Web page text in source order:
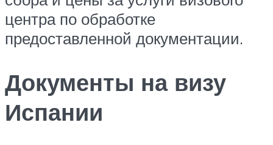
центра по обработке
предоставленной документации.
Документы на визу
Испании